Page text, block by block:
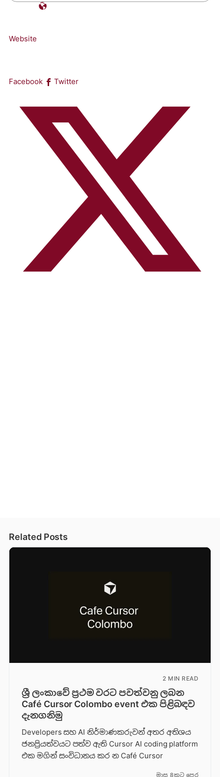
Website
Facebook Twitter
Related Posts
2 MIN READ
ශ්‍රී ලංකාවේ ප්‍රථම වරට පවත්වනු ලබන
Café Cursor Colombo event එක පිළිබඳව
දැනගනිමු
Developers සහ AI නිර්මාණකරුවන් අතර අතිශය
ජනප්‍රියත්වයට පත්ව ඇති Cursor AI coding platform
එක මගින් සංවිධානය කර න Café Cursor
මාස 8කට පෙර